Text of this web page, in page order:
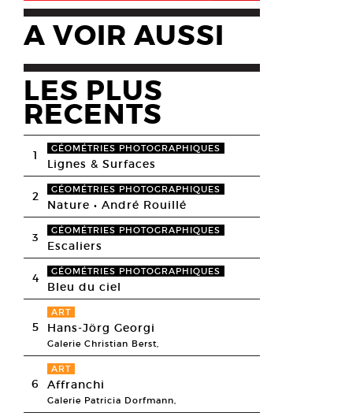
A VOIR AUSSI
LES PLUS
RECENTS
1 GÉOMÉTRIES PHOTOGRAPHIQUES
Lignes & Surfaces
2 GÉOMÉTRIES PHOTOGRAPHIQUES
Nature • André Rouillé
3 GÉOMÉTRIES PHOTOGRAPHIQUES
Escaliers
4 GÉOMÉTRIES PHOTOGRAPHIQUES
Bleu du ciel
5
ART
Hans-Jörg Georgi
Galerie Christian Berst,
6
ART
Affranchi
Galerie Patricia Dorfmann,